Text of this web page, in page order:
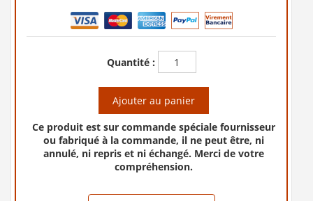
Quantité :
Ajouter au panier
Ce produit est sur commande spéciale fournisseur
ou fabriqué à la commande, il ne peut être, ni
annulé, ni repris et ni échangé. Merci de votre
compréhension.